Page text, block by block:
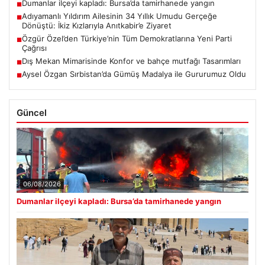
■Dumanlar ilçeyi kapladı: Bursa’da tamirhanede yangın
■Adıyamanlı Yıldırım Ailesinin 34 Yıllık Umudu Gerçeğe
Dönüştü: İkiz Kızlarıyla Anıtkabir’e Ziyaret
■Özgür Özel’den Türkiye’nin Tüm Demokratlarına Yeni Parti
Çağrısı
■Dış Mekan Mimarisinde Konfor ve bahçe mutfağı Tasarımları
■Aysel Özgan Sırbistan’da Gümüş Madalya ile Gururumuz Oldu
Güncel
06/08/2026
Dumanlar ilçeyi kapladı: Bursa’da tamirhanede yangın